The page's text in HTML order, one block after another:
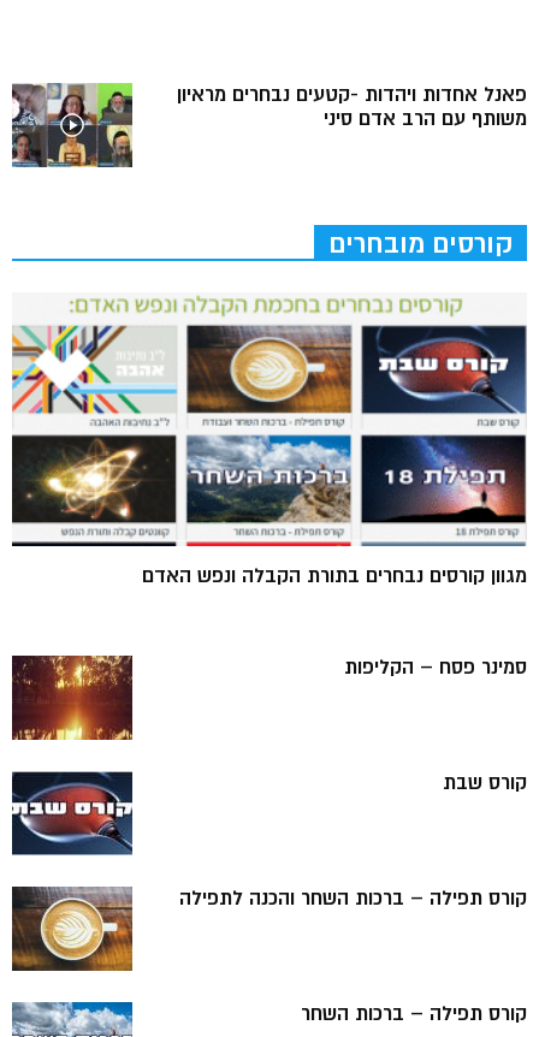
פאנל אחדות ויהדות -קטעים נבחרים מראיון
משותף עם הרב אדם סיני
קורסים מובחרים
מגוון קורסים נבחרים בתורת הקבלה ונפש האדם
סמינר פסח – הקליפות
קורס שבת
קורס תפילה – ברכות השחר והכנה לתפילה
קורס תפילה – ברכות השחר